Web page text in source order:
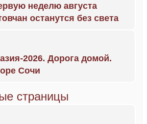
неделю августа
останутся без света
2026. Дорога домой.
Сочи
страницы